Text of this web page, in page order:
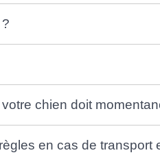
chien doit
en cas de transport